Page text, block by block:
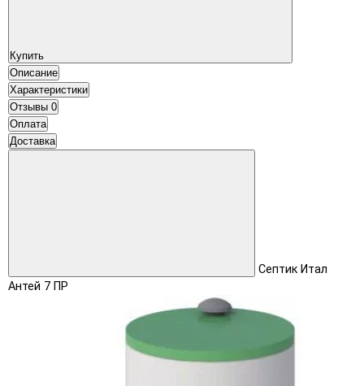
Купить
Описание
Характеристики
Отзывы 0
Оплата
Доставка
Септик Итал
Антей 7 ПР